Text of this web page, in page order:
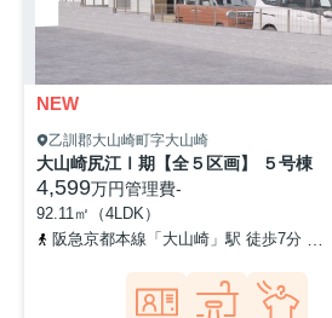
NEW
乙訓郡大山崎町字大山崎
大山崎尻江Ⅰ期【全５区画】 ５号棟
4,599万円管理費-
92.11㎡（4LDK）
阪急京都本線「大山崎」駅 徒歩7分